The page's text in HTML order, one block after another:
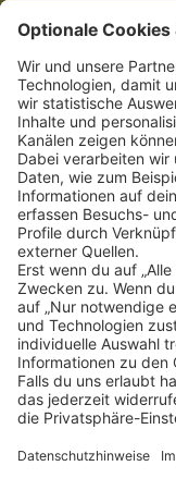
Schnellzugriff
SOCIAL
NEWSLETTER
BESUCHEN SIE
Alle Preise inkl. gesetzl.
Nachnahmegebühren,